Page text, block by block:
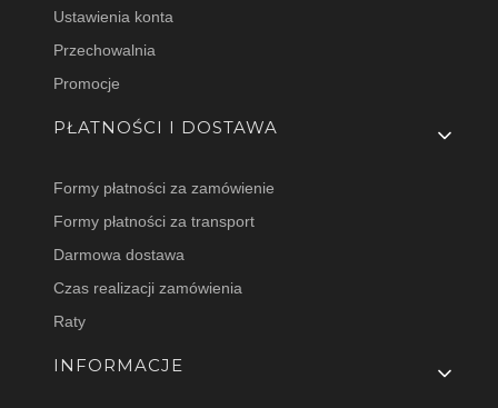
Ustawienia konta
Przechowalnia
Promocje
PŁATNOŚCI I DOSTAWA
Formy płatności za zamówienie
Formy płatności za transport
Darmowa dostawa
Czas realizacji zamówienia
Raty
INFORMACJE